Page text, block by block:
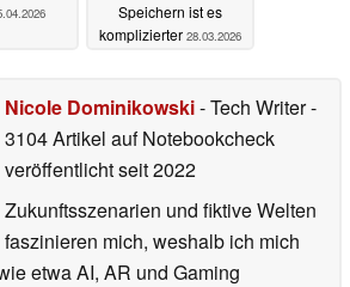
Speichern ist es
komplizierter 28.03.2026
Nicole Dominikowski- Tech Writer-
3104 Artikel auf Notebookcheck
veröffentlichtseit 2022
Zukunftsszenarien und fiktive Welten
faszinieren mich, weshalb ich mich
etwa AI, AR und Gaming